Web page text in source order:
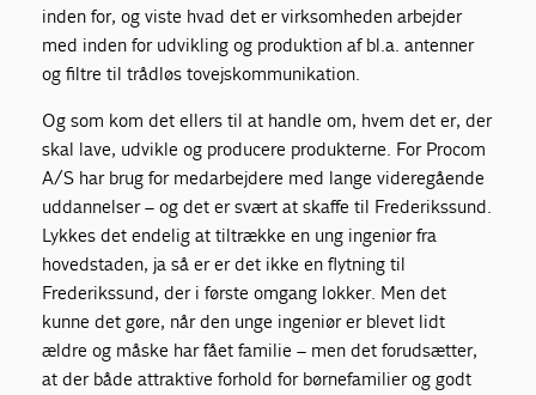
inden for, og viste hvad det er virksomheden arbejder
med inden for udvikling og produktion af bl.a. antenner
og filtre til trådløs tovejskommunikation.
Og som kom det ellers til at handle om, hvem det er, der
skal lave, udvikle og producere produkterne. For Procom
A/S har brug for medarbejdere med lange videregående
uddannelser – og det er svært at skaffe til Frederikssund.
Lykkes det endelig at tiltrække en ung ingeniør fra
hovedstaden, ja så er er det ikke en flytning til
Frederikssund, der i første omgang lokker. Men det
kunne det gøre, når den unge ingeniør er blevet lidt
ældre og måske har fået familie – men det forudsætter,
at der både attraktive forhold for børnefamilier og godt